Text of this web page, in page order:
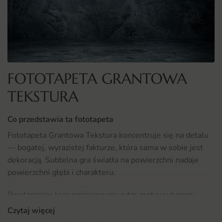
FOTOTAPETA GRANTOWA
TEKSTURA
Co przedstawia ta fototapeta
Fototapeta Grantowa Tekstura koncentruje się na detalu
— bogatej, wyrazistej fakturze, która sama w sobie jest
dekoracją. Subtelna gra światła na powierzchni nadaje
powierzchni głębi i charakteru.
spójne tło dla różnorodnych stylów. To wszechstronny
Czytaj więcej